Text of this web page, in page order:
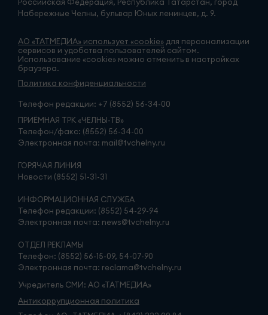
Набережные Челны, бульвар Юных ленинцев, д. 9.
АО «ТАТМЕДИА» использует «cookie» для персонализации
сервисов и удобства пользователей сайтом.
Использование «cookie» можно отменить в настройках
браузера.
Политика конфиденциальности
Телефон редакции: +7 (8552) 56-34-00
ПРИЁМНАЯ ТРК «ЧЕЛНЫ-ТВ»
Телефон/факс: (8552) 56-34-00
Электронная почта: mail@tvchelny.ru
ГОРЯЧАЯ ЛИНИЯ
Новости (8552) 51-31-31
ИНФОРМАЦИОННАЯ СЛУЖБА
Телефон редакции: (8552) 54-29-94
Электронная почта: news@tvchelny.ru
ОТДЕЛ РЕКЛАМЫ
Телефон: (8552) 56-15-09, 54-07-90
Электронная почта: reclama@tvchelny.ru
Учредитель СМИ: АО «ТАТМЕДИА»
Антикоррупционная политика